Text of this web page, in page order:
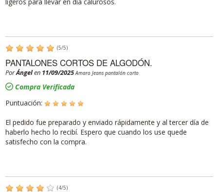
ligeros para llevar en día calurosos.
(5/5)
PANTALONES CORTOS DE ALGODÓN.
PorÁngelen 11/09/2025 Amaro Jeans pantalón corto
Compra Verificada
Puntuación:
El pedido fue preparado y enviado rápidamente y al tercer día de
haberlo hecho lo recibí. Espero que cuando los use quede
satisfecho con la compra.
(4/5)